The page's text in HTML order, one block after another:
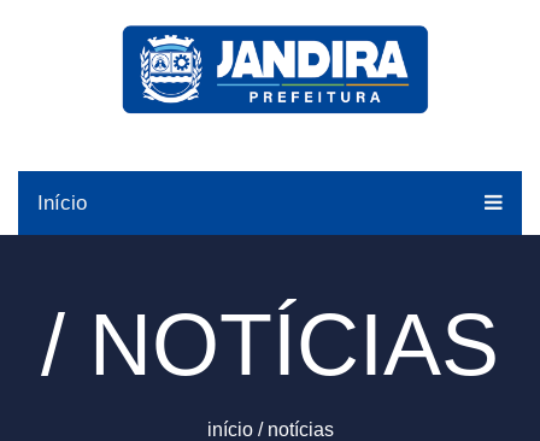
Início
/ NOTÍCIAS
início / notícias